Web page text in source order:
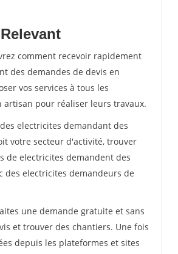
comment recevoir rapidement
des demandes de devis en
vos services à tous les
pour réaliser leurs travaux.
electricites demandant des
votre secteur d'activité, trouver
de electricites demandent des
des electricites demandeurs de
une demande gratuite et sans
et trouver des chantiers. Une fois
depuis les plateformes et sites